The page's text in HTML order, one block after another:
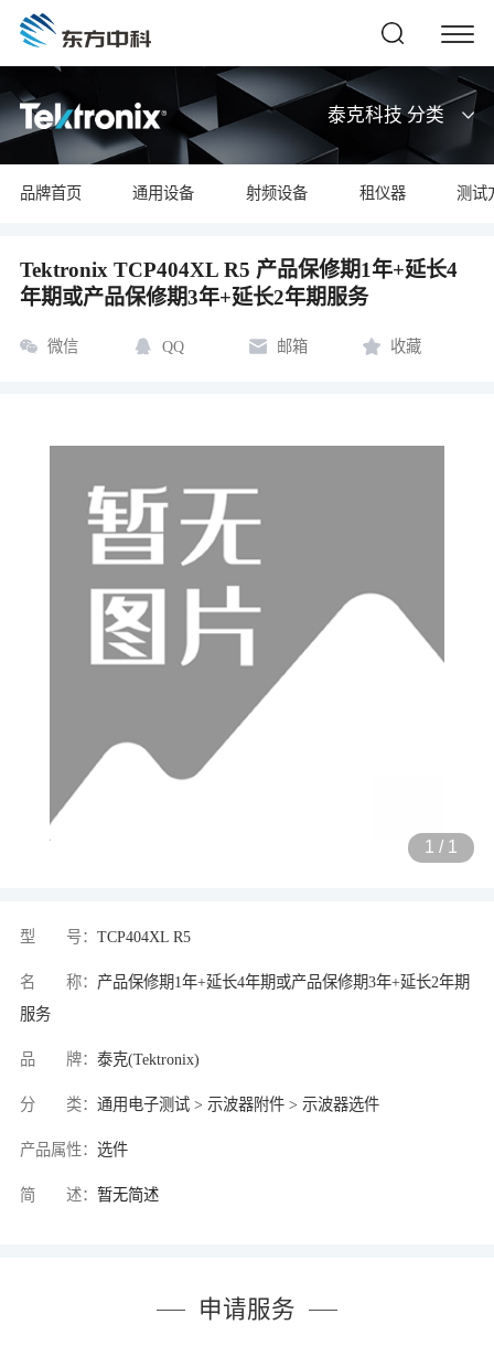
泰克科技 分类
品牌首页 通用设备 射频设备 租仪器 测试
Tektronix TCP404XL R5 产品保修期1年+延长4
年期或产品保修期3年+延长2年期服务
微信 QQ 邮箱 收藏
1 / 1
型 号： TCP404XL R5
名 称： 产品保修期1年+延长4年期或产品保修期3年+延长2年期
服务
品 牌： 泰克(Tektronix)
分 类： 通用电子测试 > 示波器附件 > 示波器选件
产品属性： 选件
简 述： 暂无简述
申请服务